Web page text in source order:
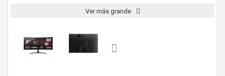
Ver más grande